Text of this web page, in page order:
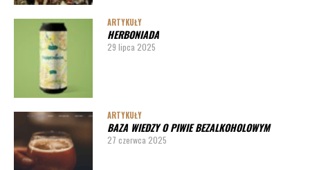
ARTYKUŁY
HERBONIADA
29 lipca 2025
ARTYKUŁY
BAZA WIEDZY O PIWIE BEZALKOHOLOWYM
27 czerwca 2025